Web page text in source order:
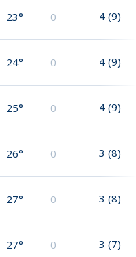
23° 0 4 (9)
24° 0 4 (9)
25° 0 4 (9)
26° 0 3 (8)
27° 0 3 (8)
27° 0 3 (7)